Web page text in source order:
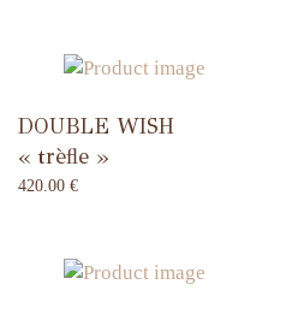
DOUBLE WISH
« trèfle »
420.00 €